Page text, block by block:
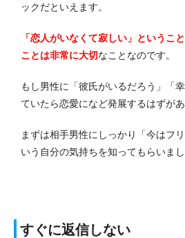
ックだといえます。
「恋人がいなくて寂しい」というこ
ことは非常に大切なことなのです。
もし男性に「彼氏がいるだろう」「
ていたら恋愛になど発展するはずがあ
まずは相手男性にしっかり「今はフ
いう自分の気持ちを知ってもらいまし
すぐに返信しない